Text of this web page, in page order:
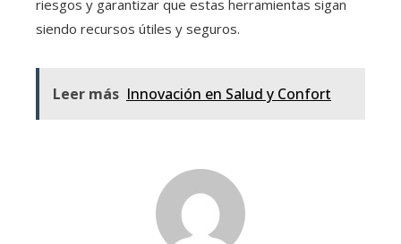
riesgos y garantizar que estas herramientas sigan
siendo recursos útiles y seguros.
Leer más Innovación en Salud y Confort